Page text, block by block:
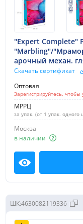
"Expert Complete"
"Marbling"/
арочный механ.
Скачать сертификат
Оптовая
Зарегистрируйтесь,
МРРЦ
за упак. (от 1 упак.
Москва
в наличии
Посмотреть
ШК:4630082119336